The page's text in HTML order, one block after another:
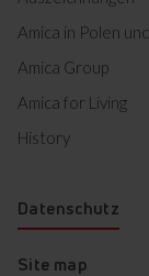
Amica in Polen
Amica Group
Amica for Living
History
Datenschutz
Site map